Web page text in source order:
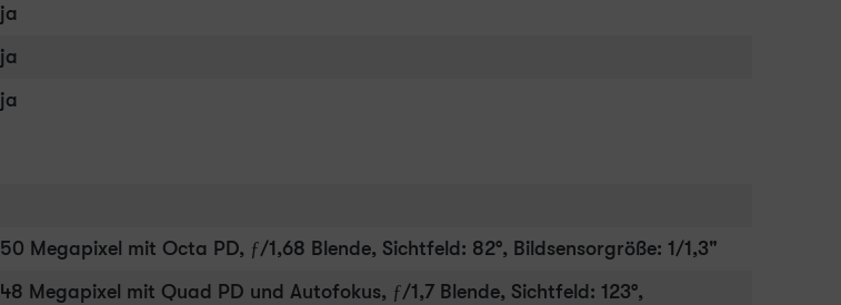
ja
ja
ja
50 Megapixel mit Octa PD, ƒ/1,68 Blende, Sichtfeld: 82°, Bildsensorgröße: 1/1,3"
48 Megapixel mit Quad PD und Autofokus, ƒ/1,7 Blende, Sichtfeld: 123°,